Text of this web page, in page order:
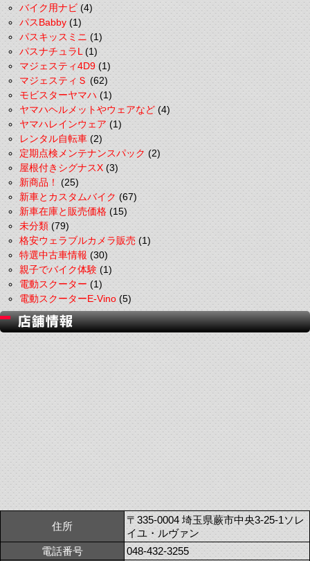
バイク用ナビ(4)
パスBabby(1)
パスキッスミニ(1)
パスナチュラL(1)
マジェスティ4D9(1)
マジェスティＳ(62)
モビスターヤマハ(1)
ヤマハヘルメットやウェアなど(4)
ヤマハレインウェア(1)
レンタル自転車(2)
定期点検メンテナンスパック(2)
屋根付きシグナスX(3)
新商品！(25)
新車とカスタムバイク(67)
新車在庫と販売価格(15)
未分類(79)
格安ウェラブルカメラ販売(1)
特選中古車情報(30)
親子でバイク体験(1)
電動スクーター(1)
電動スクーターE-Vino(5)
住所
〒335-0004 埼玉県蕨市中央3-25-1ソレ
イユ・ルヴァン
電話番号
048-432-3255